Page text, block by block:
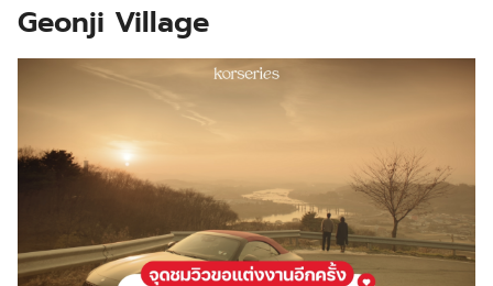
Geonji Village